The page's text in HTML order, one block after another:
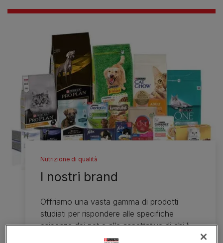
Nutrizione di qualità
I nostri brand
Offriamo una vasta gamma di prodotti
studiati per rispondere alle specifiche
esigenze dei pet e alle aspettative di chi li
ama, garantendo una nutrizione completa e